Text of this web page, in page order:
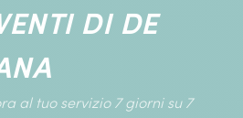
DI DE
al tuo servizio 7 giorni su 7